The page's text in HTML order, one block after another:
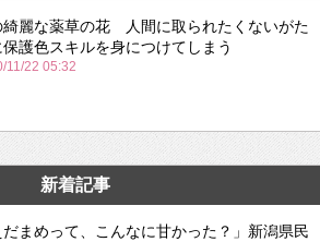
綺麗な薬草の花 人間に取られたくないがた
護色スキルを身につけてしまう
11/22 05:32
新着記事
だまめって、こんなに甘かった？」新潟県民